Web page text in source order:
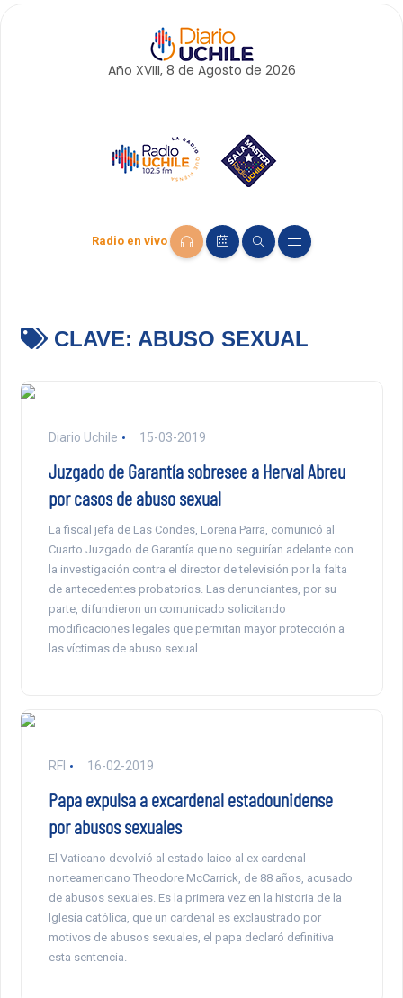
Año XVIII, 8 de Agosto de 2026
Radio en vivo
CLAVE: ABUSO SEXUAL
Diario Uchile 15-03-2019
Juzgado de Garantía sobresee a Herval Abreu
por casos de abuso sexual
La fiscal jefa de Las Condes, Lorena Parra, comunicó al
Cuarto Juzgado de Garantía que no seguirían adelante con
la investigación contra el director de televisión por la falta
de antecedentes probatorios. Las denunciantes, por su
parte, difundieron un comunicado solicitando
modificaciones legales que permitan mayor protección a
las víctimas de abuso sexual.
RFI 16-02-2019
Papa expulsa a excardenal estadounidense
por abusos sexuales
El Vaticano devolvió al estado laico al ex cardenal
norteamericano Theodore McCarrick, de 88 años, acusado
de abusos sexuales. Es la primera vez en la historia de la
Iglesia católica, que un cardenal es exclaustrado por
motivos de abusos sexuales, el papa declaró definitiva
esta sentencia.